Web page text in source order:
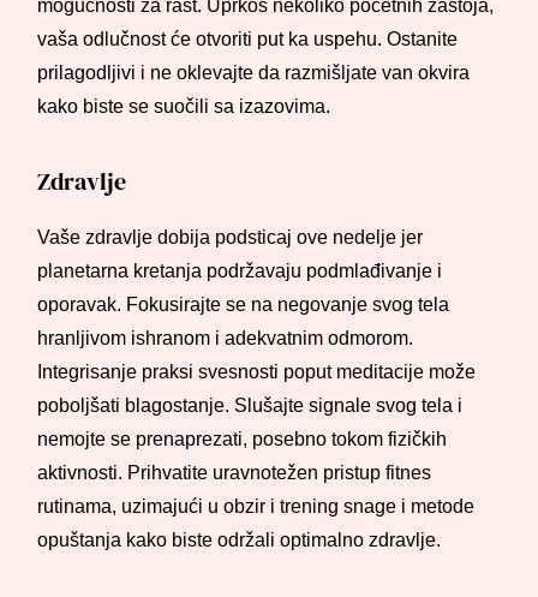
mogućnosti za rast. Uprkos nekoliko početnih zastoja,
vaša odlučnost će otvoriti put ka uspehu. Ostanite
prilagodljivi i ne oklevajte da razmišljate van okvira
kako biste se suočili sa izazovima.
Zdravlje
Vaše zdravlje dobija podsticaj ove nedelje jer
planetarna kretanja podržavaju podmlađivanje i
oporavak. Fokusirajte se na negovanje svog tela
hranljivom ishranom i adekvatnim odmorom.
Integrisanje praksi svesnosti poput meditacije može
poboljšati blagostanje. Slušajte signale svog tela i
nemojte se prenaprezati, posebno tokom fizičkih
aktivnosti. Prihvatite uravnotežen pristup fitnes
rutinama, uzimajući u obzir i trening snage i metode
opuštanja kako biste održali optimalno zdravlje.